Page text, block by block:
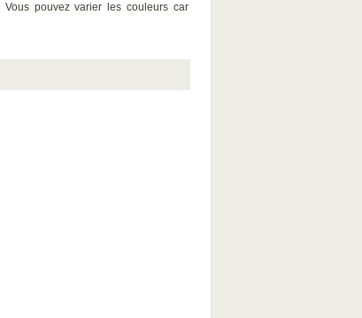
Vous pouvez varier les couleurs car